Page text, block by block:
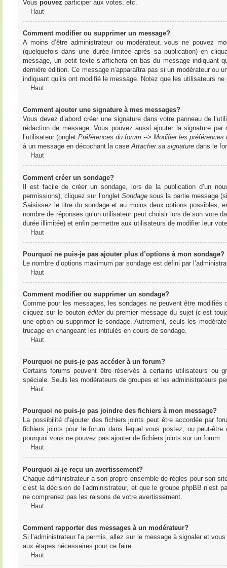
Vous pouvez participer aux votes, etc.
Haut
Comment modifier ou supprimer un message?
A moins d’être administrateur ou modérateur, vous ne pouvez
(quelquefois dans une durée limitée après sa publication) en
message, un petit texte s’affichera en bas du message indiquant
dernière édition. Ce message n’apparaîtra pas si un modérateur
indiquant qu’ils ont modifié le message. Notez que les utilisateurs
Haut
Comment ajouter une signature à mes messages?
Vous devez d’abord créer une signature dans votre panneau de
rédaction de message. Vous pouvez aussi ajouter la signature
l’utilisateur (onglet Préférences du forum --> Modifier les préférences
à un message en décochant la caseAttacher sa signaturedans le
Haut
Comment créer un sondage?
Il est facile de créer un sondage, lors de la publication d’un
permissions), cliquez sur l’onglet Sondagesous la partie message
Saisissez le titre du sondage et au moins deux options possibles,
nombre de réponses qu’un utilisateur peut choisir lors de son vote
durée illimitée) et enfin permettre aux utilisateurs de modifier leur
Haut
Pourquoi ne puis-je pas ajouter plus d’options à mon sondage?
Le nombre d’options maximum par sondage est défini par
Haut
Comment modifier ou supprimer un sondage?
Comme pour les messages, les sondages ne peuvent être modifiés
cliquez sur le bouton éditerdu premier message du sujet (c’est
une option ou supprimer le sondage. Autrement, seuls les
trucage en changeant les intitulés en cours de sondage.
Haut
Pourquoi ne puis-je pas accéder à un forum?
Certains forums peuvent être réservés à certains utilisateurs ou
spéciale. Seuls les modérateurs de groupes et les administrateurs
Haut
Pourquoi ne puis-je pas joindre des fichiers à mon message?
La possibilité d’ajouter des fichiers joints peut être accordée par
fichiers joints pour le forum dans lequel vous postez, ou peut-
pourquoi vous ne pouvez pas ajouter de fichiers joints sur un forum.
Haut
Pourquoi ai-je reçu un avertissement?
Chaque administrateur a son propre ensemble de règles pour son
c’est la décision de l’administrateur, et que le groupe phpBB n’est
ne comprenez pas les raisons de votre avertissement.
Haut
Comment rapporter des messages à un modérateur?
Si l’administrateur l’a permis, allez sur le message à signaler et
aux étapes nécessaires pour ce faire.
Haut